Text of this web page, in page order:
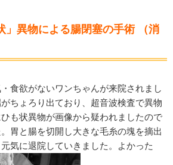
」異物による腸閉塞の手術 （消
食欲がないワンちゃんが来院されまし
ちょろり出ており、超音波検査で異物
も状異物が画像から疑われましたので
胃と腸を切開し大きな毛糸の塊を摘出
気に退院していきました。よかった